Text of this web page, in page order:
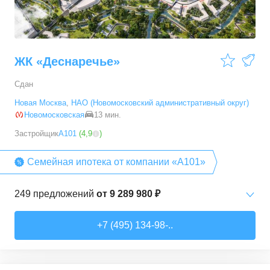
54,28–88,2м² 19 предложений
ЖК «Деснаречье»
Сдан
Новая Москва, НАО (Новомосковский административный округ)
Новомосковская
13 мин.
ЗастройщикА101 (4,9 )
Семейная ипотека от компании «А101»
249 предложений от 9 289 980 ₽
+7 (495) 134-98-..